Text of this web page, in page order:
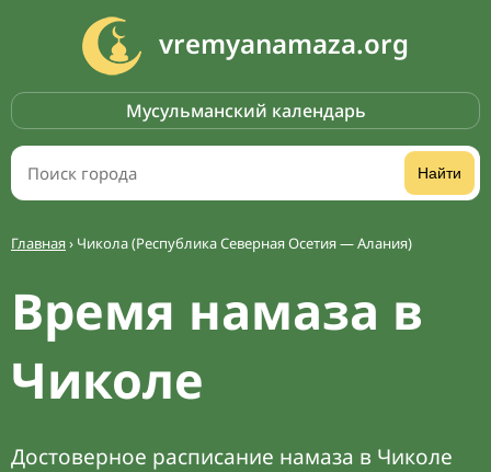
vremyanamaza.org
Мусульманский календарь
Найти
Главная› Чикола (Республика Северная Осетия — Алания)
Время намаза в
Чиколе
Достоверное расписание намаза в Чиколе